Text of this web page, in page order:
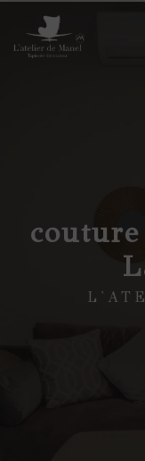
Panneau de gestion